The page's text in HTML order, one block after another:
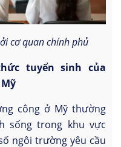
cơ quan chính phủ
tuyển sinh của
công ở Mỹ thường
sống trong khu vực
ngôi trường yêu cầu